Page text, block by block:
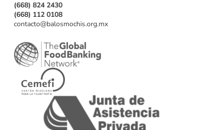
(668) 824 2430
(668) 112 0108
contacto@balosmochis.org.mx